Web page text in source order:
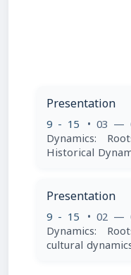
Presentation
9 - 15 • 03 —
Dynamics:
Historical
Presentation
9 - 15 • 02 —
Dynamics:
cultural